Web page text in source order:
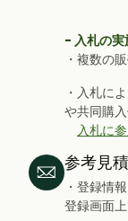
- 入札の実
・複数の
・入札に
や共同購
入札に
参考見
・登録情
登録画面